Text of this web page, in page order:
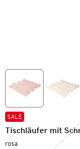
SALE
Tischläufer mit
rosa